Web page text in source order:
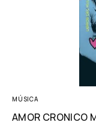
MÚSICA
AMOR CRONICO